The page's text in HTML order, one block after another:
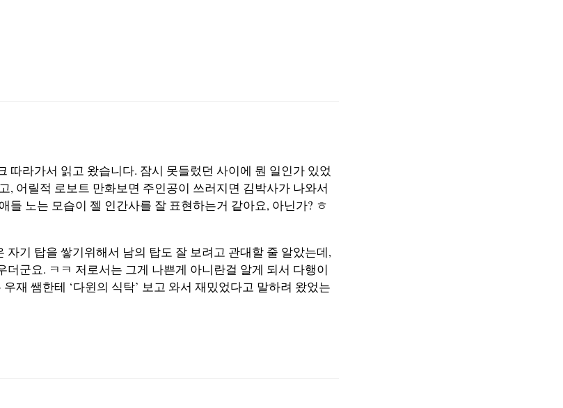
따라가서 읽고 왔습니다. 잠시 못들렀던 사이에 뭔 일인가 있었
, 어릴적 로보트 만화보면 주인공이 쓰러지면 김박사가 나와서
들 노는 모습이 젤 인간사를 잘 표현하는거 같아요, 아닌가? ㅎ
자기 탑을 쌓기위해서 남의 탑도 잘 보려고 관대할 줄 알았는데,
더군요. ㅋㅋ 저로서는 그게 나쁜게 아니란걸 알게 되서 다행이
재 쌤한테 ‘다윈의 식탁’ 보고 와서 재밌었다고 말하려 왔었는